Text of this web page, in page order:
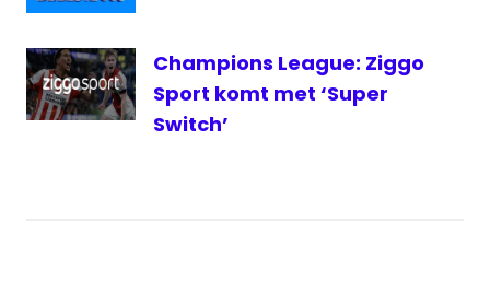
Champions League: Ziggo
Sport komt met ‘Super
Switch’